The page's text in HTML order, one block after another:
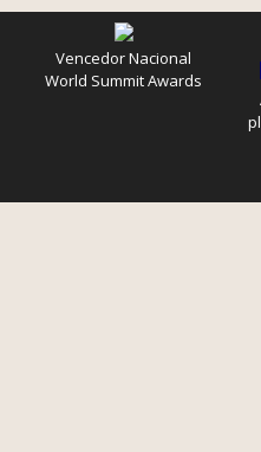
Vencedor Nacional
World Summit Awards